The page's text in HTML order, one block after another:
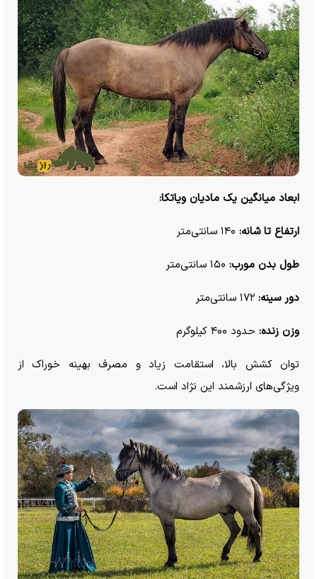
ابعاد میانگین یک مادیان ویاتکا:
ارتفاع تا شانه:
طول بدن مورب:
دور سینه:
وزن زنده: حدود ۴۰۰ کیلوگرم
توان کشش بالا، استقامت زیاد و مصرف بهینه خوراک از
ویژگی‌های ارزشمند این نژاد است.